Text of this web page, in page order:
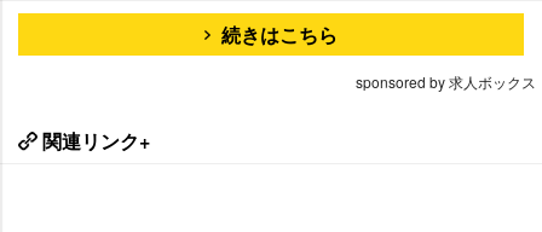
続きはこちら
sponsored by 求人ボックス
関連リンク+